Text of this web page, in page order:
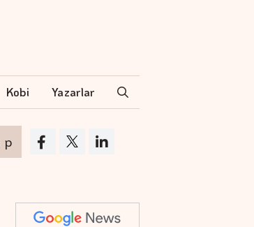
Kobi Yazarlar
Pluxee Sinema Günleri